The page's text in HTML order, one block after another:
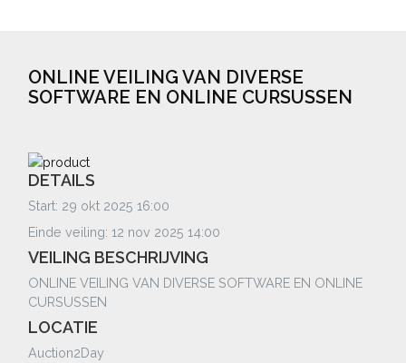
ONLINE VEILING VAN DIVERSE
SOFTWARE EN ONLINE CURSUSSEN
DETAILS
Start: 29 okt 2025 16:00
Einde veiling: 12 nov 2025 14:00
VEILING BESCHRIJVING
ONLINE VEILING VAN DIVERSE SOFTWARE EN ONLINE
CURSUSSEN
LOCATIE
Auction2Day